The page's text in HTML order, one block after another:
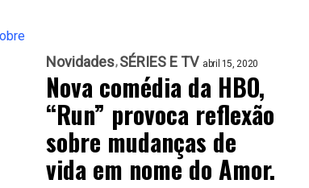
Novidades SÉRIES E TV abril 15, 2020
Nova comédia da HBO,
“Run” provoca reflexão
sobre mudanças de
vida em nome do Amor.